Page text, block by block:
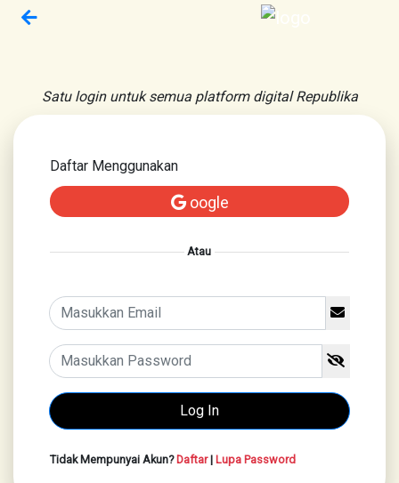
Satu login untuk semua platform digital Republika
Daftar Menggunakan
oogle
Atau
Tidak Mempunyai Akun?Daftar| Lupa Password